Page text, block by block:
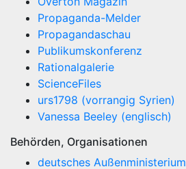
Propaganda-Melder
Propagandaschau
Publikumskonferenz
Rationalgalerie
ScienceFiles
urs1798 (vorrangig Syrien)
Vanessa Beeley (englisch)
Behörden, Organisationen
deutsches Außenministerium